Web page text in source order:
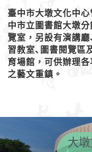
臺中市大墩文化中
中市立圖書館大墩
覽室，另設有演講
習教室､圖書閱覽區
育場館，可供辦理
之藝文重鎮。
大